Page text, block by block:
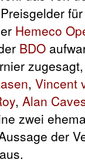
Hemeco
BDO
, Vincent
, Alan
zwei
der